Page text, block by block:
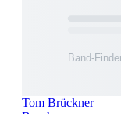
Tom Brückner